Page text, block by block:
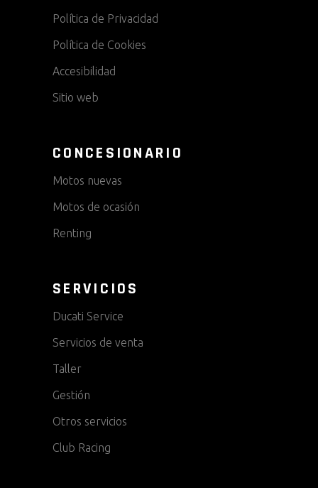
Política de Privacidad
Política de Cookies
Accesibilidad
Sitio web
CONCESIONARIO
Motos nuevas
Motos de ocasión
Renting
SERVICIOS
Ducati Service
Servicios de venta
Taller
Gestión
Otros servicios
Club Racing